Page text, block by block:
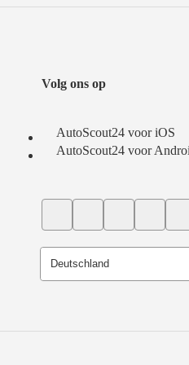
Volg ons op
AutoScout24 voor iOS
AutoScout24 voor